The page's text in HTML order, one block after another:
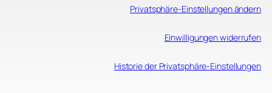
Privatsphäre-Einstellungen ändern
Einwilligungen widerrufen
Historie der Privatsphäre-Einstellungen